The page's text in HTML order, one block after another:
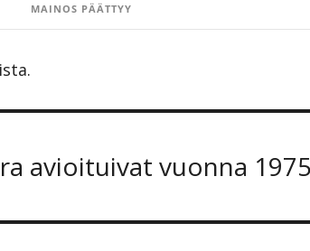
MAINOS PÄÄTTYY
avioituivat vuonna 1975